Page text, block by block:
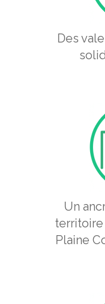
Des
Un
territoire
Plaine